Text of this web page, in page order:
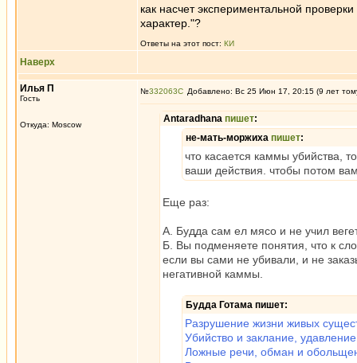
как насчет экспериментальной
характер."?
Ответы на этот пост: КИ
Наверх
Илья П
Гость
Откуда: Moscow
№332063 Добавлено: Вс 25 Июн 17, 20:15 (9 лет
Antaradhana пишет:
не-мать-моржиха пишет:
что касается каммы убийства,
ваши действия. чтобы потом
Еще раз:
А. Будда сам ел мясо и не учил
Б. Вы подменяете понятия, что к
если вы сами не убивали, и не
негативной каммы.
Будда Готама пишет:
Разрушение жизни живых
Убийство и заклание,
Ложные речи, обман и